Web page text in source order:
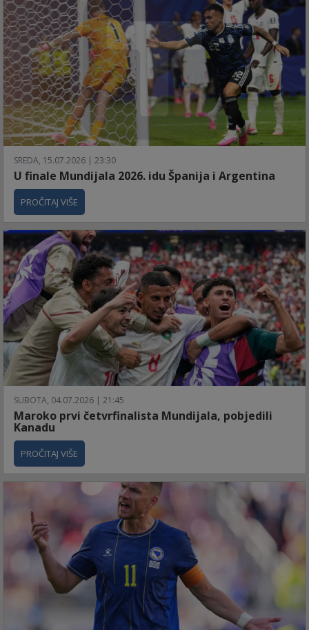
SREDA, 15.07.2026 | 23:30
U finale Mundijala 2026. idu Španija i Argentina
PROČITAJ VIŠE
SUBOTA, 04.07.2026 | 21:45
Maroko prvi četvrfinalista Mundijala, pobjedili
Kanadu
PROČITAJ VIŠE